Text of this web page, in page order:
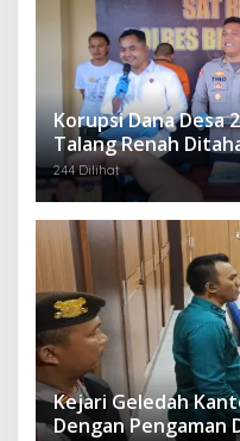
Korupsi Dana Desa
Talang Renah
244 Dilihat
Kejari Geledah
Dengan Pengaman